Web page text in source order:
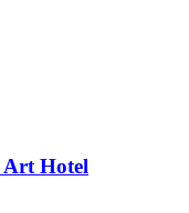
Art Hotel